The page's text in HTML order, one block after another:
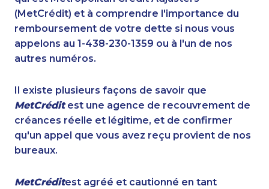
(MetCrédit) et à comprendre l'importance du
remboursement de votre dette si nous vous
appelons au 1-438-230-1359 ou à l'un de nos
autres numéros.
Il existe plusieurs façons de savoir que
MetCréditest une agence de recouvrement de
créances réelle et légitime, et de confirmer
qu'un appel que vous avez reçu provient de nos
bureaux.
MetCréditest agréé et cautionné en tant